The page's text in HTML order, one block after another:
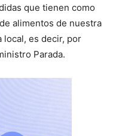
que tienen como
alimentos de nuestra
local, es decir, por
Parada.